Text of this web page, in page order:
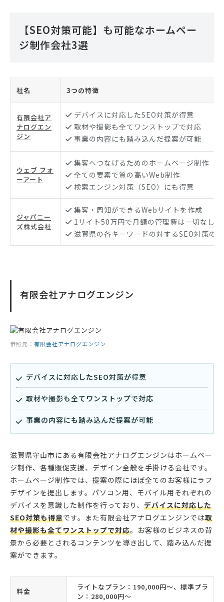
【SEO対策可能】も可能なホームペー
ジ制作会社3選
社名 3つの特徴
有限会社ア
ナログエン
ジン
デバイスに対応したSEO対策が得意
取材や撮影も全てワンストップで対応
事業の内容にも踏み込んだ提案が可能
ウェブ フォ
ーアート
集客へつなげるためのホームページ制作
全ての要素で質の高いWeb制作
検索エンジン対策（SEO）にも得意
ジャパニー
ズ株式会社
集客・周知ができるWebサイトを作成
1サイト50万円で月額の管理費は一切なし
滋賀県の各キーワードの対するSEO対策の
有限会社アナログエンジン
参照元： 有限会社アナログエンジン
デバイスに対応したSEO対策が得意
取材や撮影も全てワンストップで対応
事業の内容にも踏み込んだ提案が可能
滋賀県守山市にある有限会社アナログエンジンはホームペー
ジ制作、各種販促支援、デザイン全般を手掛ける会社です。
ホームページ制作では、提案の際にほぼ全てのお客様にラフ
デザインを提出します。パソコン用、モバイル用それぞれの
デバイスを意識した制作を行っており、 デバイスに対応した
SEO対策も得意です。また有限会社アナログエンジンでは取
材や撮影も全てワンストップで対応。お客様のビジネスの背
景から必要とされるコンテンツを導き出して、踏み込んだ提
案ができます。
料金
ライトなプラン：190,000円〜、標準プラ
ン：280,000円〜